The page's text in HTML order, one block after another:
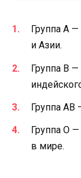
Группа A
и Азии.
Группа B
Группа AB
Группа O
в мире.